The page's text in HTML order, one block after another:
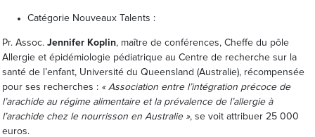
Catégorie Nouveaux Talents :
Pr. Assoc. Jennifer Koplin, maître de conférences, Cheffe du pôle
Allergie et épidémiologie pédiatrique au Centre de recherche sur la
santé de l’enfant, Université du Queensland (Australie), récompensée
pour ses recherches : « Association entre l’intégration précoce de
l’arachide au régime alimentaire et la prévalence de l’allergie à
l’arachide chez le nourrisson en Australie », se voit attribuer 25 000
euros.